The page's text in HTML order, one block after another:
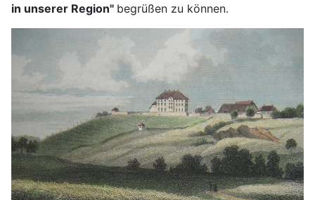
in unserer Region" begrüßen zu können.